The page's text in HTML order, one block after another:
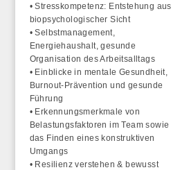
• Stresskompetenz: Entstehung aus
biopsychologischer Sicht
• Selbstmanagement,
Energiehaushalt, gesunde
Organisation des Arbeitsalltags
• Einblicke in mentale Gesundheit,
Burnout-Prävention und gesunde
Führung
• Erkennungsmerkmale von
Belastungsfaktoren im Team sowie
das Finden eines konstruktiven
Umgangs
• Resilienz verstehen & bewusst